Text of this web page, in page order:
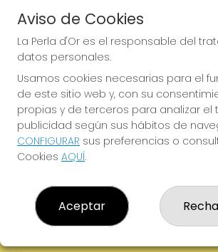
LA PERLA D'OR
LA PERLA D'OR
¿Quiénes somos?
Comprar lotería
Resultados
Contacto
Empresas
Registro
Aviso de Cookies
La Perla d'Or es el responsable del
datos personales.
Usamos cookies necesarias para el
de este sitio web y, con su
propias y de terceros para analizar el
publicidad según sus hábitos de
CONFIGURAR sus preferencias o
Cookies AQUÍ.
Aceptar